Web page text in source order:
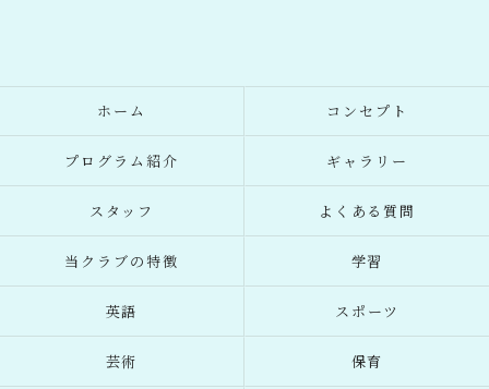
ホーム コンセプト
プログラム紹介 ギャラリー
スタッフ よくある質問
当クラブの特徴 学習
英語 スポーツ
芸術 保育